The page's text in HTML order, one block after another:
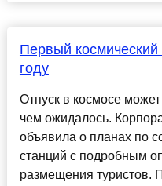
Первый космический
году
Отпуск в космосе
чем ожидалось.
объявила о планах по
станций с подробным
размещения туристов.